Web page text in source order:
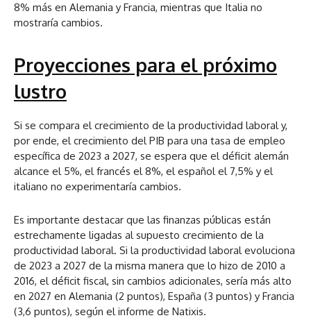
8% más en Alemania y Francia, mientras que Italia no
mostraría cambios.
Proyecciones para el próximo
lustro
Si se compara el crecimiento de la productividad laboral y,
por ende, el crecimiento del PIB para una tasa de empleo
específica de 2023 a 2027, se espera que el déficit alemán
alcance el 5%, el francés el 8%, el español el 7,5% y el
italiano no experimentaría cambios.
Es importante destacar que las finanzas públicas están
estrechamente ligadas al supuesto crecimiento de la
productividad laboral. Si la productividad laboral evoluciona
de 2023 a 2027 de la misma manera que lo hizo de 2010 a
2016, el déficit fiscal, sin cambios adicionales, sería más alto
en 2027 en Alemania (2 puntos), España (3 puntos) y Francia
(3,6 puntos), según el informe de Natixis.